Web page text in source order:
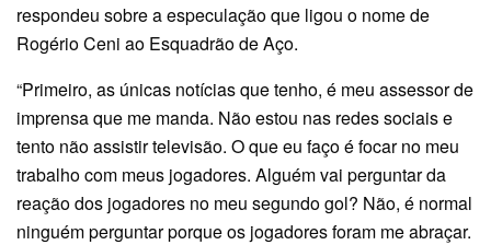
respondeu sobre a especulação que ligou o nome de
Rogério Ceni ao Esquadrão de Aço.
“Primeiro, as únicas notícias que tenho, é meu assessor de
imprensa que me manda. Não estou nas redes sociais e
tento não assistir televisão. O que eu faço é focar no meu
trabalho com meus jogadores. Alguém vai perguntar da
reação dos jogadores no meu segundo gol? Não, é normal
ninguém perguntar porque os jogadores foram me abraçar.